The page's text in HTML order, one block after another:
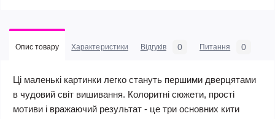
Опис товару Характеристики Відгуків 0 Питання 0
Ці маленькі картинки легко стануть першими дверцятами
в чудовий світ вишивання. Колоритні сюжети, прості
мотиви і вражаючий результат - це три основних кити